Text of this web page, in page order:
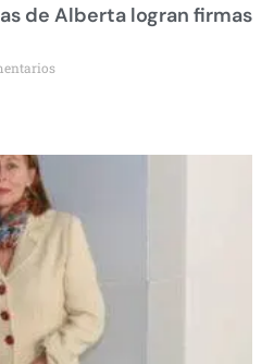
de Alberta logran firmas